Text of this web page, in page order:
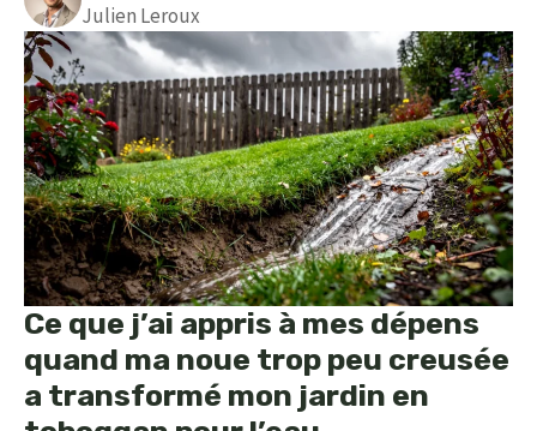
Julien Leroux
Ce que j’ai appris à mes dépens
quand ma noue trop peu creusée
a transformé mon jardin en